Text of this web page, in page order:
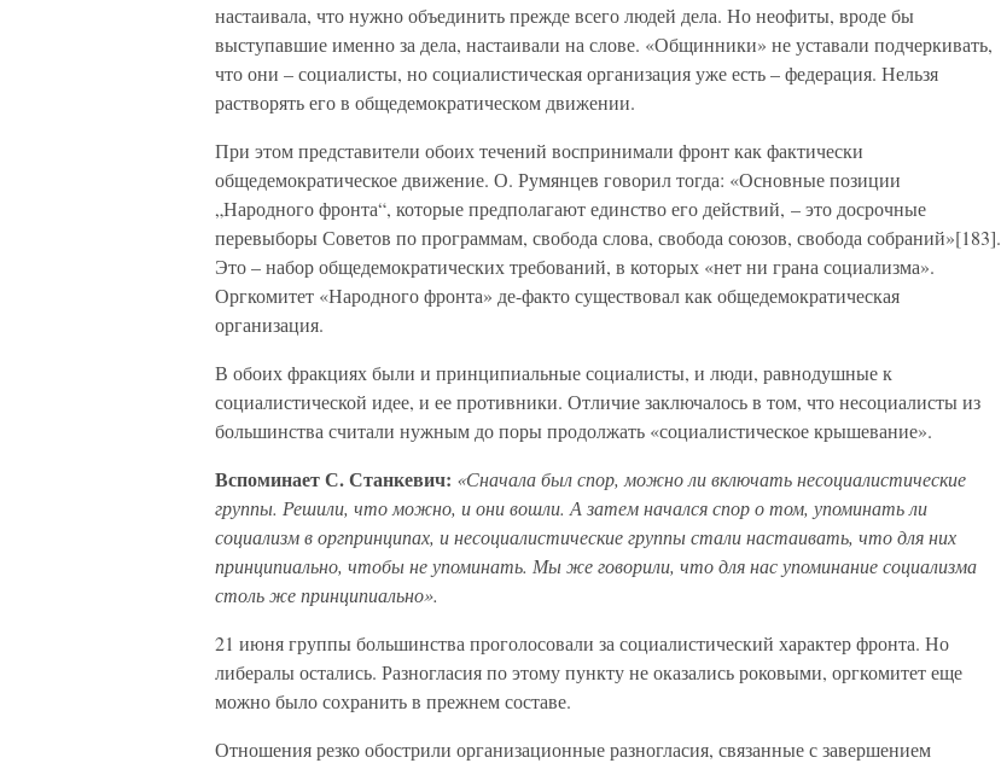
настаивала, что нужно объединить прежде всего людей дела. Но неофиты, вроде бы
выступавшие именно за дела, настаивали на слове. «Общинники» не уставали подчеркивать,
что они – социалисты, но социалистическая организация уже есть – федерация. Нельзя
растворять его в общедемократическом движении.
При этом представители обоих течений воспринимали фронт как фактически
общедемократическое движение. О. Румянцев говорил тогда: «Основные позиции
„Народного фронта“, которые предполагают единство его действий, – это досрочные
перевыборы Советов по программам, свобода слова, свобода союзов, свобода собраний»[183].
Это – набор общедемократических требований, в которых «нет ни грана социализма».
Оргкомитет «Народного фронта» де-факто существовал как общедемократическая
организация.
В обоих фракциях были и принципиальные социалисты, и люди, равнодушные к
социалистической идее, и ее противники. Отличие заключалось в том, что несоциалисты из
большинства считали нужным до поры продолжать «социалистическое крышевание».
Вспоминает С. Станкевич: «Сначала был спор, можно ли включать несоциалистические
группы. Решили, что можно, и они вошли. А затем начался спор о том, упоминать ли
социализм в оргпринципах, и несоциалистические группы стали настаивать, что для них
принципиально, чтобы не упоминать. Мы же говорили, что для нас упоминание социализма
столь же принципиально».
21 июня группы большинства проголосовали за социалистический характер фронта. Но
либералы остались. Разногласия по этому пункту не оказались роковыми, оргкомитет еще
можно было сохранить в прежнем составе.
Отношения резко обострили организационные разногласия, связанные с завершением